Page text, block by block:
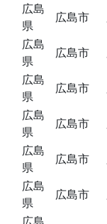
広島
県
広島市
広島
県
広島市
広島
県
広島市
広島
県
広島市
広島
県
広島市
広島
県
広島市
広島